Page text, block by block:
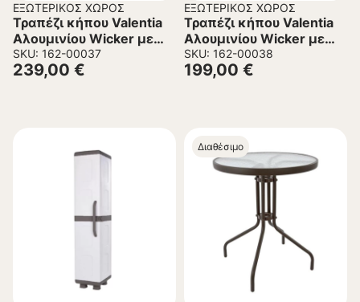
ΕΞΩΤΕΡΙΚΌΣ ΧΏΡΟΣ
Τραπέζι κήπου Valentia
Αλουμινίου Wicker με
Γυαλί Cappuccino
180x90x74 εκ.
SKU: 162-00037
239,00 €
ΕΞΩΤΕΡΙΚΌΣ ΧΏΡΟΣ
Τραπέζι κήπου Valentia
Αλουμινίου Wicker με
Γυαλί Cappuccino
160x90x74 εκ.
SKU: 162-00038
199,00 €
Διαθέσιμο